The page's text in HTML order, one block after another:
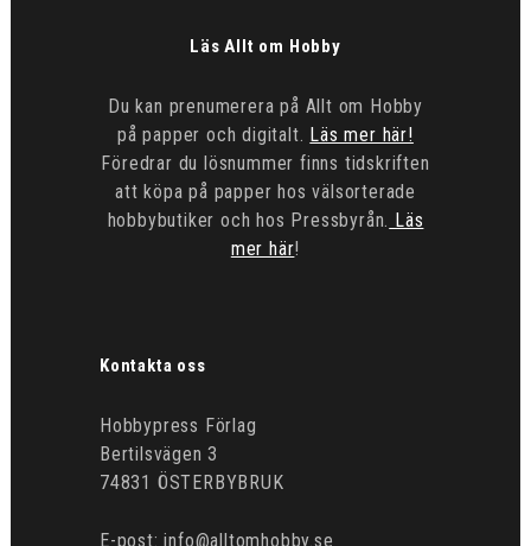
Läs Allt om Hobby
Du kan prenumerera på Allt om Hobby
på papper och digitalt. Läs mer här!
Föredrar du lösnummer finns tidskriften
att köpa på papper hos välsorterade
hobbybutiker och hos Pressbyrån. Läs
mer här!
Kontakta oss
Hobbypress Förlag
Bertilsvägen 3
74831 ÖSTERBYBRUK
E-post: info@alltomhobby.se